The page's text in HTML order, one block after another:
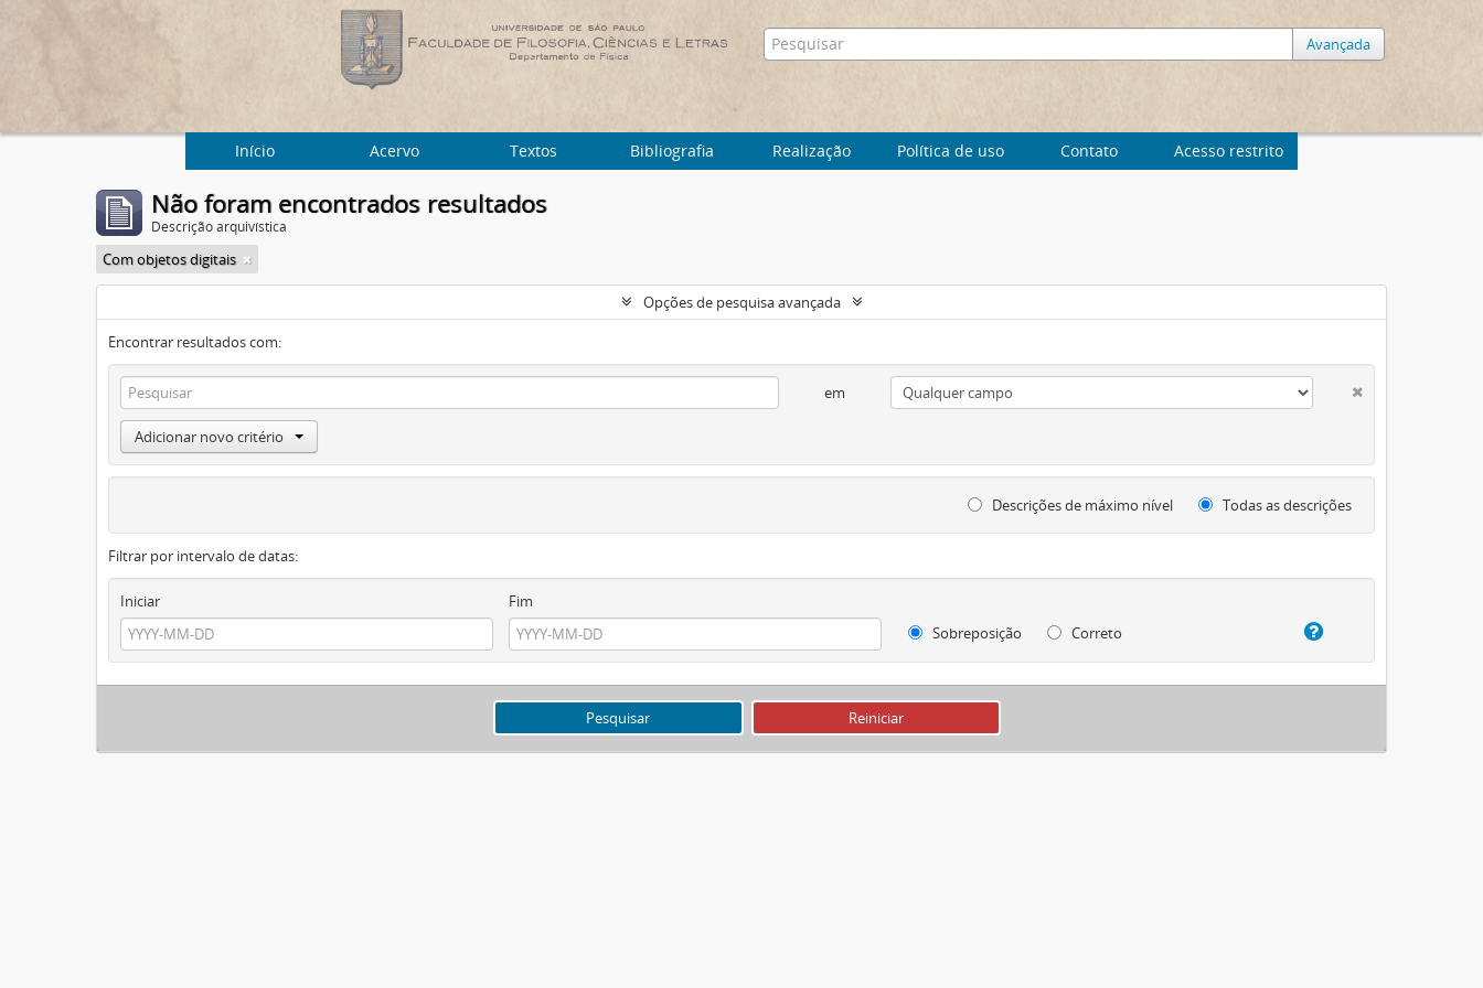
Avançada
Início Acervo Textos Bibliografia Realização Política de uso Contato Acesso restrito
Não foram encontrados resultados
Descrição arquivística
Com objetos digitais
Opções de pesquisa avançada
Encontrar resultados com:
em
Adicionar novo critério
Descrições de máximo nível Todas as descrições
Filtrar por intervalo de datas:
Iniciar
Fim
Sobreposição
Correto